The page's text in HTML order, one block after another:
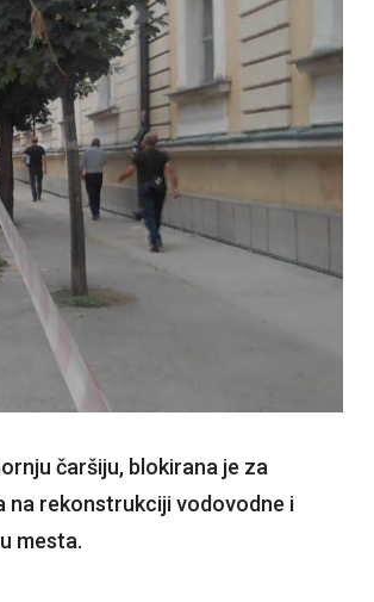
čaršiju, blokirana je za
na rekonstrukciji vodovodne i
mesta.